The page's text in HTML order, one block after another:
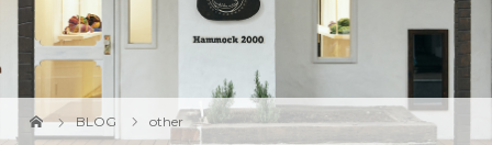
BLOG other